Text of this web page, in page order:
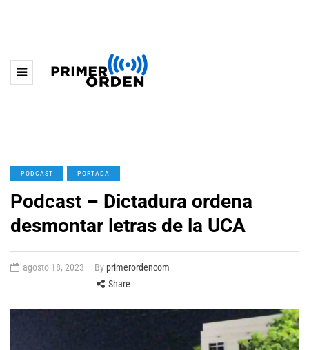
PODCAST PORTADA
Podcast – Dictadura ordena
desmontar letras de la UCA
agosto 18, 2023 By primerordencom
Share